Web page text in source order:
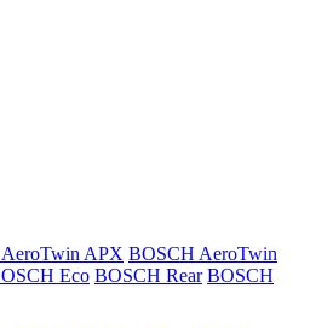
APX BOSCH AeroTwin
Eco BOSCH Rear BOSCH